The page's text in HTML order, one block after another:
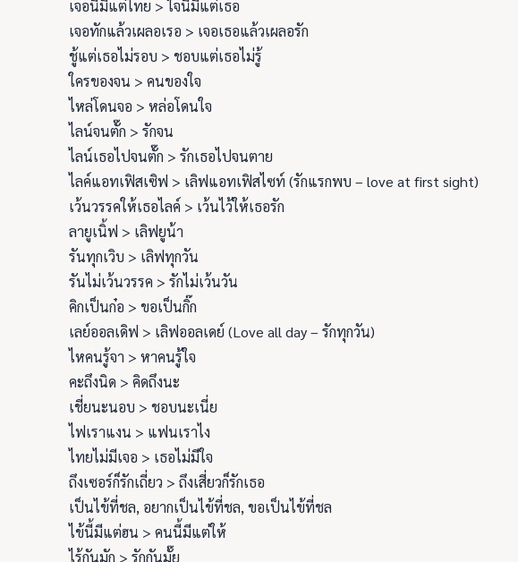
เจอนี้มีแต่ไทย > ใจนี้มีแต่เธอ
เจอทักแล้วเผลอเรอ > เจอเธอแล้วเผลอรัก
ชู้แต่เธอไม่รอบ > ชอบแต่เธอไม่รู้
ใครของจน > คนของใจ
ไหล่โดนจอ > หล่อโดนใจ
ไลน์จนตั๊ก > รักจน
ไลน์เธอไปจนตั๊ก > รักเธอไปจนตาย
ไลค์แอทเฟิสเซิฟ > เลิฟแอทเฟิสไซท์ (รักแรกพบ – love at first sight)
เว้นวรรคให้เธอไลค์ > เว้นไว้ให้เธอรัก
ลายูเนิ้ฟ > เลิฟยูน้า
รันทุกเวิบ > เลิฟทุกวัน
รันไม่เว้นวรรค > รักไม่เว้นวัน
คิกเป็นก๋อ > ขอเป็นกิ๊ก
เลย์ออลเดิฟ > เลิฟออลเดย์ (Love all day – รักทุกวัน)
ไหคนรู้จา > หาคนรู้ใจ
คะถึงนิด > คิดถึงนะ
เชี่ยนะนอบ > ชอบนะเนี่ย
ไฟเราแงน > แฟนเราไง
ไทยไม่มีเจอ > เธอไม่มีใจ
ถึงเซอร์ก็รักเถี่ยว > ถึงเสี่ยวก็รักเธอ
เป็นไข้ที่ชล, อยากเป็นไข้ที่ชล, ขอเป็นไข้ที่ชล
ไข้นี้มีแต่ฮน > คนนี้มีแต่ให้
ไร้กันมัก > รักกันมั๊ย